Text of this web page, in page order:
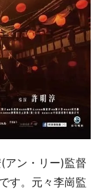
アン・リー)監督
す。元々李崗監